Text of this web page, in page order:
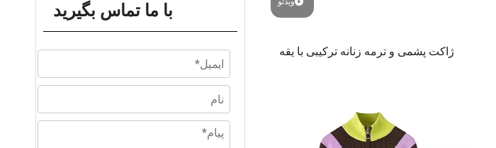
با ما تماس بگیرید
ژاکت پشمی و ترمه زنانه ترکیبی با یقه